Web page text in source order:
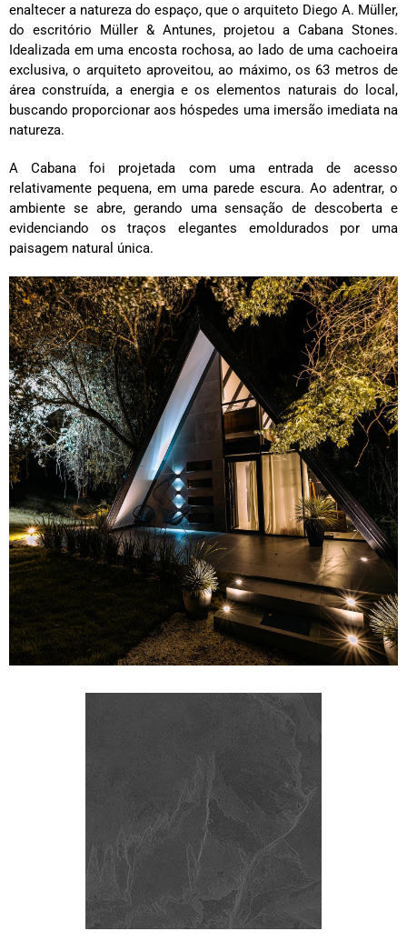
enaltecer a natureza do espaço, que o arquiteto Diego A. Müller,
do escritório Müller & Antunes, projetou a Cabana Stones.
Idealizada em uma encosta rochosa, ao lado de uma cachoeira
exclusiva, o arquiteto aproveitou, ao máximo, os 63 metros de
área construída, a energia e os elementos naturais do local,
buscando proporcionar aos hóspedes uma imersão imediata na
natureza.
A Cabana foi projetada com uma entrada de acesso
relativamente pequena, em uma parede escura. Ao adentrar, o
ambiente se abre, gerando uma sensação de descoberta e
evidenciando os traços elegantes emoldurados por uma
paisagem natural única.